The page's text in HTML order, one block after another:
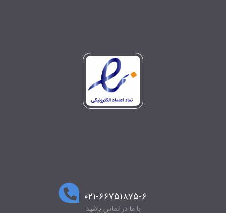
۰۲۱-۶۶۷۵۱۸۷۵-۶
با ما در تماس باشید